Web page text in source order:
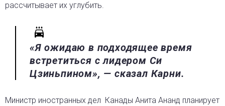
рассчитывает их углубить.
«Я ожидаю в подходящее время
встретиться с лидером Си
Цзиньпином», — сказал Карни.
Министр иностранных дел Канады Анита Ананд планирует